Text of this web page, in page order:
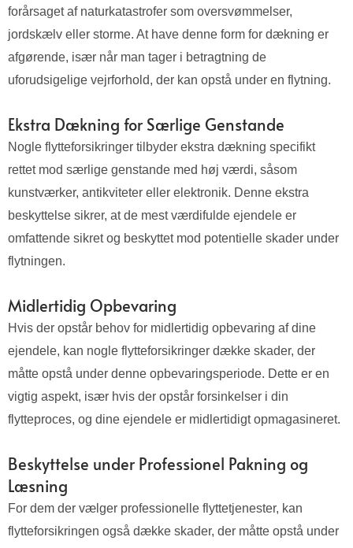
forårsaget af naturkatastrofer som oversvømmelser,
jordskælv eller storme. At have denne form for dækning er
afgørende, især når man tager i betragtning de
uforudsigelige vejrforhold, der kan opstå under en flytning.
Ekstra Dækning for Særlige Genstande
Nogle flytteforsikringer tilbyder ekstra dækning specifikt
rettet mod særlige genstande med høj værdi, såsom
kunstværker, antikviteter eller elektronik. Denne ekstra
beskyttelse sikrer, at de mest værdifulde ejendele er
omfattende sikret og beskyttet mod potentielle skader under
flytningen.
Midlertidig Opbevaring
Hvis der opstår behov for midlertidig opbevaring af dine
ejendele, kan nogle flytteforsikringer dække skader, der
måtte opstå under denne opbevaringsperiode. Dette er en
vigtig aspekt, især hvis der opstår forsinkelser i din
flytteproces, og dine ejendele er midlertidigt opmagasineret.
Beskyttelse under Professionel Pakning og
Læsning
For dem der vælger professionelle flyttetjenester, kan
flytteforsikringen også dække skader, der måtte opstå under